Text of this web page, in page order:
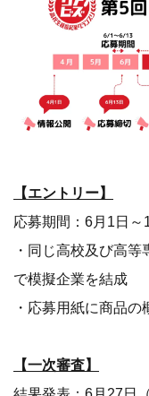
【エントリー】
応募期間：6月1日～
・同じ高校及び高
で模擬企業を結成
・応募用紙に商品
【一次審査】